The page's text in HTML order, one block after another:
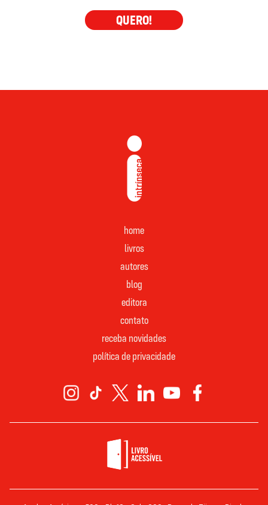
QUERO!
home
livros
autores
blog
editora
contato
receba novidades
política de privacidade